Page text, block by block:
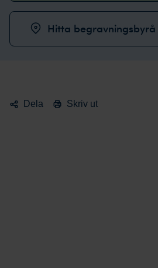
Hitta begravningsbyrå
Dela Skriv ut